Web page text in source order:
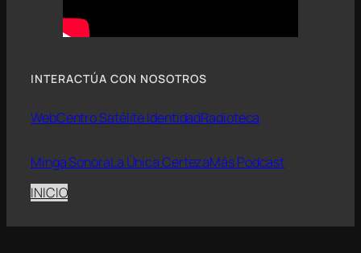
INTERACTÚA CON NOSOTROS
WebCentro Satélite IdentidadRadioteca
Minga SonoraLa Única CertezaMás Podcast
INICIO